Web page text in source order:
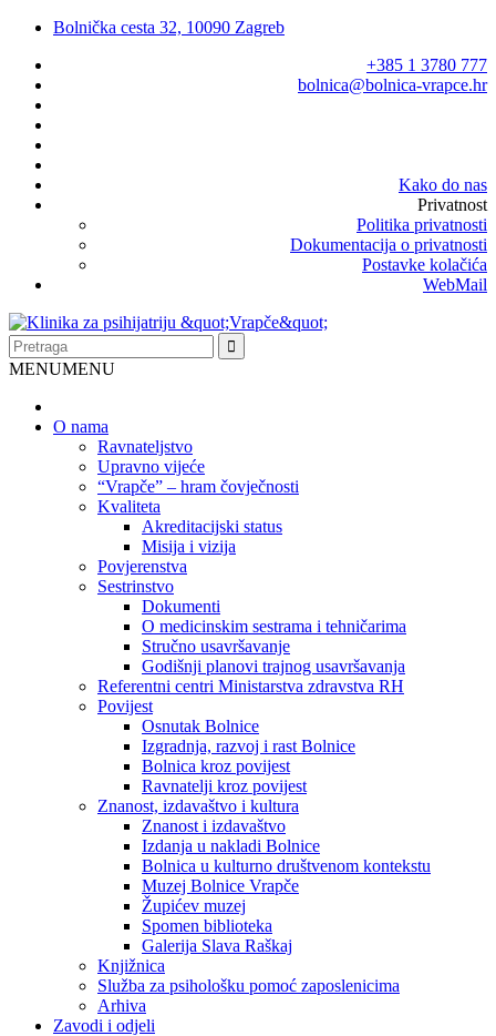
Bolnička cesta 32, 10090 Zagreb
+385 1 3780 777
bolnica@bolnica-vrapce.hr
Kako do nas
Privatnost
Politika privatnosti
Dokumentacija o privatnosti
Postavke kolačića
WebMail
MENUMENU
O nama
Ravnateljstvo
Upravno vijeće
“Vrapče” – hram čovječnosti
Kvaliteta
Akreditacijski status
Misija i vizija
Povjerenstva
Sestrinstvo
Dokumenti
O medicinskim sestrama i tehničarima
Stručno usavršavanje
Godišnji planovi trajnog usavršavanja
Referentni centri Ministarstva zdravstva RH
Povijest
Osnutak Bolnice
Izgradnja, razvoj i rast Bolnice
Bolnica kroz povijest
Ravnatelji kroz povijest
Znanost, izdavaštvo i kultura
Znanost i izdavaštvo
Izdanja u nakladi Bolnice
Bolnica u kulturno društvenom kontekstu
Muzej Bolnice Vrapče
Župićev muzej
Spomen biblioteka
Galerija Slava Raškaj
Knjižnica
Služba za psihološku pomoć zaposlenicima
Arhiva
Zavodi i odjeli